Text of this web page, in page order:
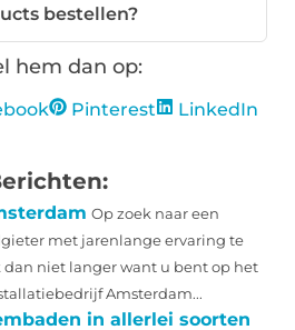
bestellen?
hem dan op:
Pinterest
LinkedIn
Op zoek naar een
met jarenlange ervaring te
dan niet langer want u bent op het
Amsterdam...
in allerlei soorten